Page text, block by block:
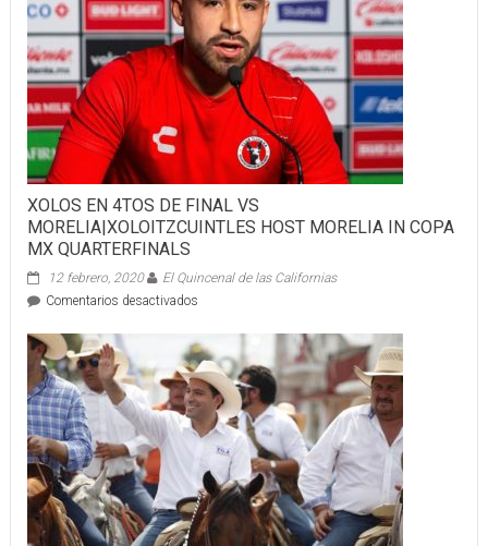
XOLOS EN 4TOS DE FINAL VS
MORELIA|XOLOITZCUINTLES HOST MORELIA IN COPA
MX QUARTERFINALS
12 febrero, 2020
El Quincenal de las Californias
Comentarios desactivadosen
EN
4TOS
DE
FINAL
MORELIA|XOLOITZCUINTLES
HOST
MORELIA
IN
COPA
MX